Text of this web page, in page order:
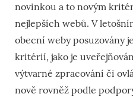
novinkou a to novým
nejlepších webů. V
obecní weby posuzovány
kritérií, jako je
výtvarné zpracování či
nově rovněž podle